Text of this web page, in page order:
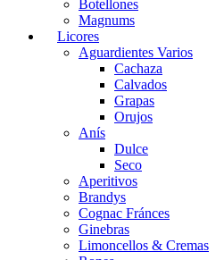
Botellones
Magnums
Licores
Aguardientes Varios
Cachaza
Calvados
Grapas
Orujos
Anís
Dulce
Seco
Aperitivos
Brandys
Cognac Fránces
Ginebras
Limoncellos & Cremas